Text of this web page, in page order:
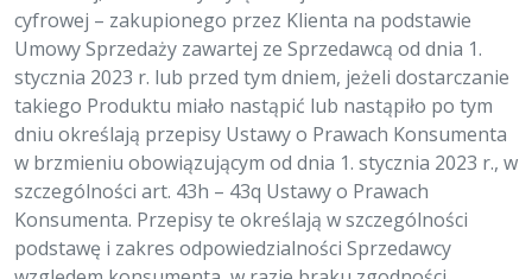
cyfrowej – zakupionego przez Klienta na podstawie
Umowy Sprzedaży zawartej ze Sprzedawcą od dnia 1.
stycznia 2023 r. lub przed tym dniem, jeżeli dostarczanie
takiego Produktu miało nastąpić lub nastąpiło po tym
dniu określają przepisy Ustawy o Prawach Konsumenta
w brzmieniu obowiązującym od dnia 1. stycznia 2023 r., w
szczególności art. 43h – 43q Ustawy o Prawach
Konsumenta. Przepisy te określają w szczególności
podstawę i zakres odpowiedzialności Sprzedawcy